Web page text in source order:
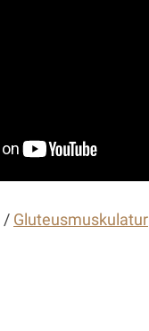
/ Gluteusmuskulatur